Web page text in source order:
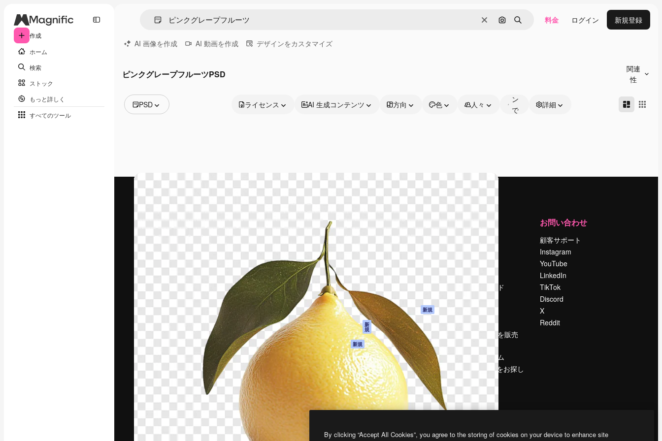
作成
ホーム
検索
ストック
もっと詳しく
すべてのツール
消去 画像で検索
検索 料金 ログイン 新規登録
AI 画像を作成 AI 動画を作成 デザインをカスタマイズ
ピンクグレープフルーツPSD
関連
性
PSD
動画
アイコン
3D モデル
フォント
ライセンス AI 生成コンテンツ 方向 色 人々
ン
で
詳細
最高のクリエイティブ制作を導くためのプラ
店、スタジオを含む100万人以上が利用して
います。
日本語
製品
Spaces
AI アシスタント
AI 画像生成ツール
AI 動画生成ツール
AI 音声合成ツール
ストックコンテン
ツ
Claude/ChatGPT
向けMCP
新
規
エージェント 新規
API
モバイルアプリ
すべてのMagnificツ
ール
はじめに
ドキュメント
利用規約
シー
オリジナル 新規
クッキーポリシー
トラストセンター
アフィリエイト
法人向け
運営
会社概要
採用情報
検索トレンド
ブログ
Slidesgo
コンテンツを販売
する
プレスルーム
magnific.aiをお探し
ですか？
お問い合わせ
顧客サポート
Instagram
YouTube
LinkedIn
TikTok
Discord
X
Reddit
Copyright © 2010-2026Freepik Company S.L.U. 無断複写・転載を禁じます
By clicking “Accept All Cookies”, you agree to the storing of cookies on your device to enhance site